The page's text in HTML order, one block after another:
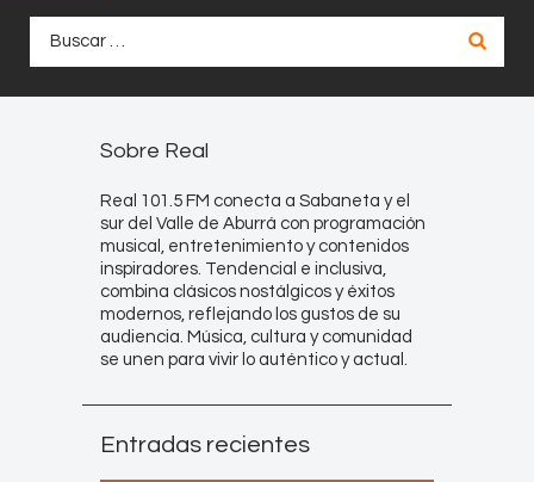
Sobre Real
Real 101.5 FM conecta a Sabaneta y el
sur del Valle de Aburrá con programación
musical, entretenimiento y contenidos
inspiradores. Tendencial e inclusiva,
combina clásicos nostálgicos y éxitos
modernos, reflejando los gustos de su
audiencia. Música, cultura y comunidad
se unen para vivir lo auténtico y actual.
Entradas recientes